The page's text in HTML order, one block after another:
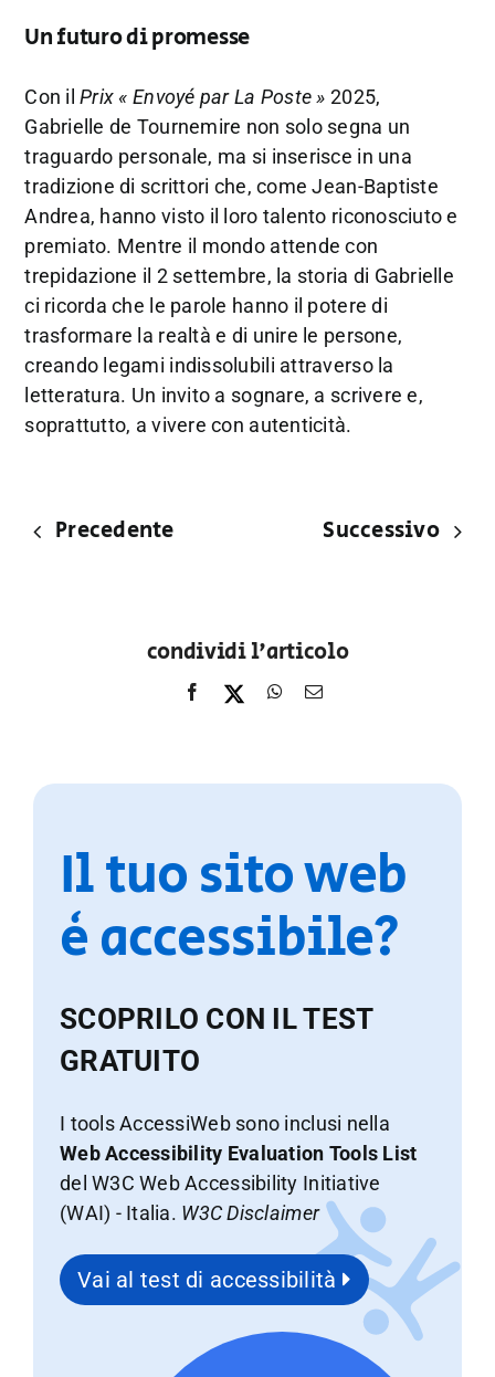
Un futuro di promesse
Con ilPrix « Envoyé par La Poste » 2025,
Gabrielle de Tournemire non solo segna un
traguardo personale, ma si inserisce in una
tradizione di scrittori che, come Jean-Baptiste
Andrea, hanno visto il loro talento riconosciuto e
premiato. Mentre il mondo attende con
trepidazione il 2 settembre, la storia di Gabrielle
ci ricorda che le parole hanno il potere di
trasformare la realtà e di unire le persone,
creando legami indissolubili attraverso la
letteratura. Un invito a sognare, a scrivere e,
soprattutto, a vivere con autenticità.
Precedente Successivo
condividi l'articolo
Il tuo sito web
è accessibile?
SCOPRILO CON IL TEST
GRATUITO
I tools AccessiWeb sono inclusi nella
Web Accessibility Evaluation Tools List
del W3C Web Accessibility Initiative
(WAI) - Italia. W3C Disclaimer
Vai al test di accessibilità